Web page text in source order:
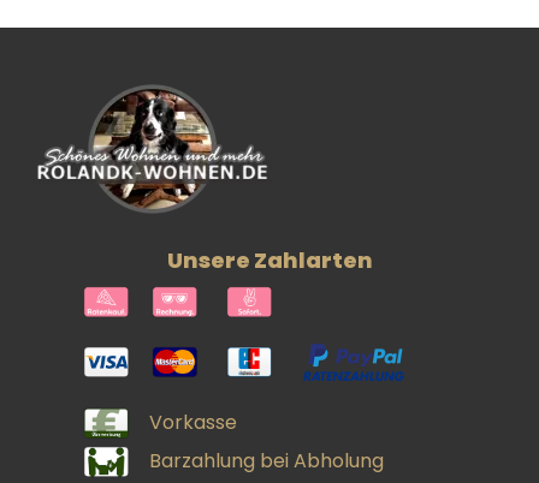
Unsere Zahlarten
Vorkasse
Barzahlung bei Abholung